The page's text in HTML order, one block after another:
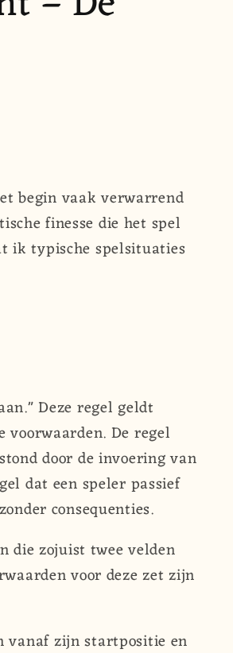
begin vaak verwarrend
finesse die het spel
ik typische spelsituaties
Deze regel geldt
De regel
door de invoering van
dat een speler passief
consequenties.
die zojuist twee velden
voor deze zet zijn
vanaf zijn startpositie en